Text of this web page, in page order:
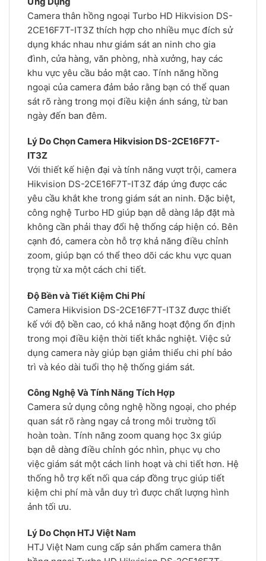
Camera thân hồng ngoại Turbo HD Hikvision DS-
2CE16F7T-IT3Z thích hợp cho nhiều mục đích sử
dụng khác nhau như giám sát an ninh cho gia
đình, cửa hàng, văn phòng, nhà xưởng, hay các
khu vực yêu cầu bảo mật cao. Tính năng hồng
ngoại của camera đảm bảo rằng bạn có thể quan
sát rõ ràng trong mọi điều kiện ánh sáng, từ ban
ngày đến ban đêm.
Lý Do Chọn Camera Hikvision DS-2CE16F7T-
IT3Z
Với thiết kế hiện đại và tính năng vượt trội, camera
Hikvision DS-2CE16F7T-IT3Z đáp ứng được các
yêu cầu khắt khe trong giám sát an ninh. Đặc biệt,
công nghệ Turbo HD giúp bạn dễ dàng lắp đặt mà
không cần phải thay đổi hệ thống cáp hiện có. Bên
cạnh đó, camera còn hỗ trợ khả năng điều chỉnh
zoom, giúp bạn có thể theo dõi các khu vực quan
trọng từ xa một cách chi tiết.
Độ Bền và Tiết Kiệm Chi Phí
Camera Hikvision DS-2CE16F7T-IT3Z được thiết
kế với độ bền cao, có khả năng hoạt động ổn định
trong mọi điều kiện thời tiết khắc nghiệt. Việc sử
dụng camera này giúp bạn giảm thiểu chi phí bảo
trì và kéo dài tuổi thọ hệ thống giám sát.
Công Nghệ Và Tính Năng Tích Hợp
Camera sử dụng công nghệ hồng ngoại, cho phép
quan sát rõ ràng ngay cả trong môi trường tối
hoàn toàn. Tính năng zoom quang học 3x giúp
bạn dễ dàng điều chỉnh góc nhìn, phục vụ cho
việc giám sát một cách linh hoạt và chi tiết hơn. Hệ
thống hỗ trợ kết nối qua cáp đồng trục giúp tiết
kiệm chi phí mà vẫn duy trì được chất lượng hình
ảnh tối ưu.
Lý Do Chọn HTJ Việt Nam
HTJ Việt Nam cung cấp sản phẩm camera thân